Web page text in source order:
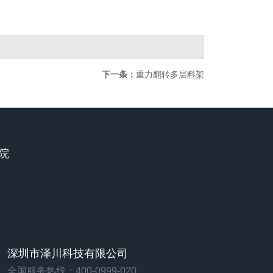
下一条： 重力翻转多层料架
深圳市泽川科技有限公司
全国服务热线：400-0999-020